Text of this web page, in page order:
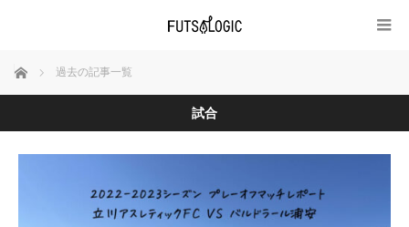
ホーム 過去の記事一覧
試合